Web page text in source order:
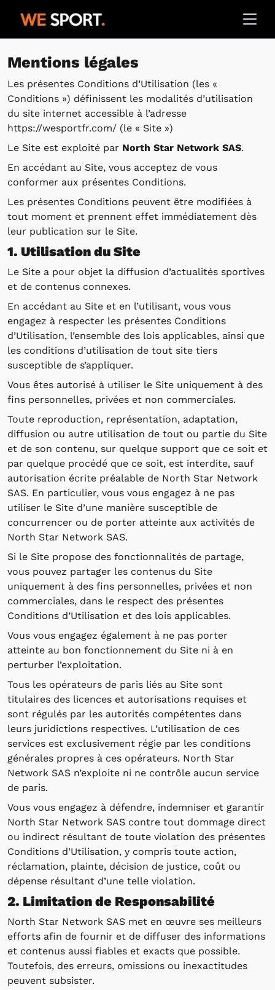
Mentions légales
Les présentes Conditions d’Utilisation (les «
Conditions ») définissent les modalités d’utilisation
du site internet accessible à l’adresse
https://wesportfr.com/ (le « Site »)
Le Site est exploité par North Star Network SAS.
En accédant au Site, vous acceptez de vous
conformer aux présentes Conditions.
Les présentes Conditions peuvent être modifiées à
tout moment et prennent effet immédiatement dès
leur publication sur le Site.
1. Utilisation du Site
Le Site a pour objet la diffusion d’actualités sportives
et de contenus connexes.
En accédant au Site et en l’utilisant, vous vous
engagez à respecter les présentes Conditions
d’Utilisation, l’ensemble des lois applicables, ainsi que
les conditions d’utilisation de tout site tiers
susceptible de s’appliquer.
Vous êtes autorisé à utiliser le Site uniquement à des
fins personnelles, privées et non commerciales.
Toute reproduction, représentation, adaptation,
diffusion ou autre utilisation de tout ou partie du Site
et de son contenu, sur quelque support que ce soit et
par quelque procédé que ce soit, est interdite, sauf
autorisation écrite préalable de North Star Network
SAS. En particulier, vous vous engagez à ne pas
utiliser le Site d’une manière susceptible de
concurrencer ou de porter atteinte aux activités de
North Star Network SAS.
Si le Site propose des fonctionnalités de partage,
vous pouvez partager les contenus du Site
uniquement à des fins personnelles, privées et non
commerciales, dans le respect des présentes
Conditions d’Utilisation et des lois applicables.
Vous vous engagez également à ne pas porter
atteinte au bon fonctionnement du Site ni à en
perturber l’exploitation.
Tous les opérateurs de paris liés au Site sont
titulaires des licences et autorisations requises et
sont régulés par les autorités compétentes dans
leurs juridictions respectives. L’utilisation de ces
services est exclusivement régie par les conditions
générales propres à ces opérateurs. North Star
Network SAS n’exploite ni ne contrôle aucun service
de paris.
Vous vous engagez à défendre, indemniser et garantir
North Star Network SAS contre tout dommage direct
ou indirect résultant de toute violation des présentes
Conditions d’Utilisation, y compris toute action,
réclamation, plainte, décision de justice, coût ou
dépense résultant d’une telle violation.
2. Limitation de Responsabilité
North Star Network SAS met en œuvre ses meilleurs
efforts afin de fournir et de diffuser des informations
et contenus aussi fiables et exacts que possible.
Toutefois, des erreurs, omissions ou inexactitudes
peuvent subsister.